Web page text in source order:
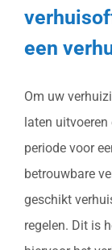
een
Om uw
laten
periode voor
betrouwbare
geschikt
regelen. Dit is